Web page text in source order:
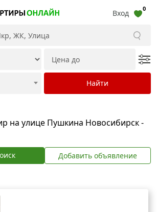
Вход 0
на улице Пушкина Новосибирск -
Добавить объявление